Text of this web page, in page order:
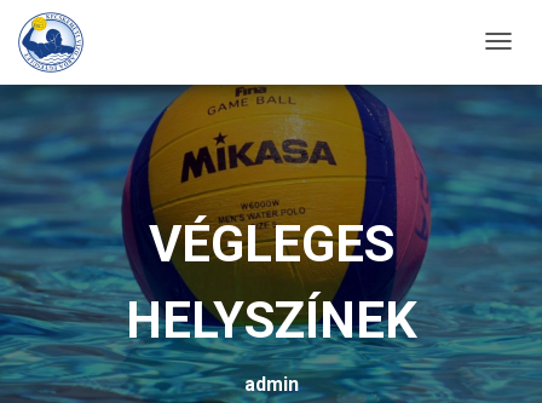
O
E
N
V
I
G
VÉGLEGES
HELYSZÍNEK
admin